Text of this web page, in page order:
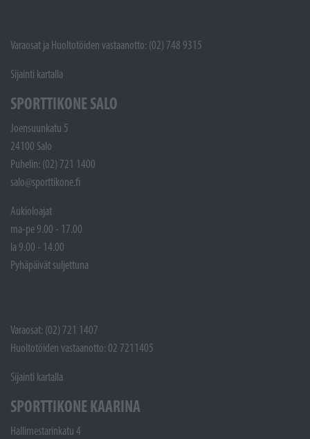
Varaosat ja Huoltotöiden vastaanotto: (02) 748 9315
Sijainti kartalla
SPORTTIKONE SALO
Joensuunkatu 5
24100 Salo
Puhelin: (02) 721 1400
salo@sporttikone.fi
Aukioloajat
ma-pe 9.00 - 17.00
la 9.00 - 14.00
Pyhäpäivät suljettuna
Varaosat: (02) 721 1407
Huoltotöiden vastaanotto: 02 7211405
Sijainti kartalla
SPORTTIKONE KAARINA
Hallimestarinkatu 4